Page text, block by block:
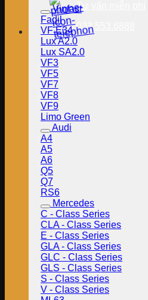
Tư vấn miễn phí
033.553.6888
Vinfast
Fadil
VF E34
Lux A2.0
Lux SA2.0
VF3
VF5
VF7
VF8
VF9
Limo Green
Audi
A4
A5
A6
Q5
Q7
RS6
Mercedes
C - Class Series
CLA - Class Series
E - Class Series
GLA - Class Series
GLC - Class Series
GLS - Class Series
S - Class Series
V - Class Series